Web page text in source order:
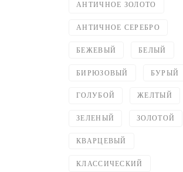
АНТИЧНОЕ ЗОЛОТО
АНТИЧНОЕ СЕРЕБРО
БЕЖЕВЫЙ БЕЛЫЙ
БИРЮЗОВЫЙ БУРЫЙ
ГОЛУБОЙ ЖЕЛТЫЙ
ЗЕЛЕНЫЙ ЗОЛОТОЙ
КВАРЦЕВЫЙ
КЛАССИЧЕСКИЙ